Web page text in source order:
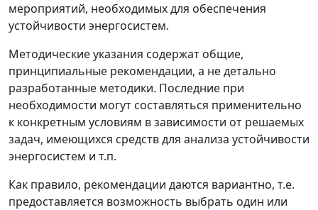
мероприятий, необходимых для обеспечения
устойчивости энергосистем.
Методические указания содержат общие,
принципиальные рекомендации, а не детально
разработанные методики. Последние при
необходимости могут составляться применительно
к конкретным условиям в зависимости от решаемых
задач, имеющихся средств для анализа устойчивости
энергосистем и т.п.
Как правило, рекомендации даются вариантно, т.е.
предоставляется возможность выбрать один или